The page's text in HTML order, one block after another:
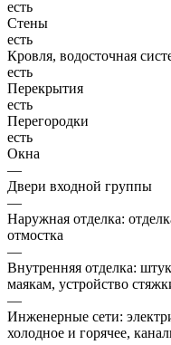
есть
Стены
есть
Кровля, водосточная
есть
Перекрытия
есть
Перегородки
есть
Окна
—
Двери входной группы
—
Наружная отделка:
отмостка
—
Внутренняя отделка:
маякам, устройство
—
Инженерные сети:
холодное и горячее,